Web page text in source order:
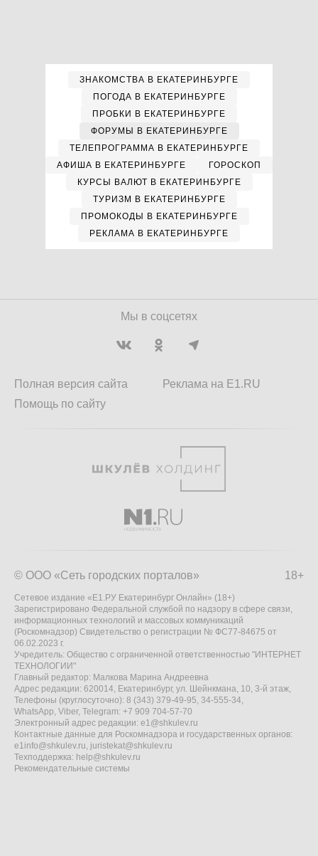
ЗНАКОМСТВА В ЕКАТЕРИНБУРГЕ
ПОГОДА В ЕКАТЕРИНБУРГЕ
ПРОБКИ В ЕКАТЕРИНБУРГЕ
ФОРУМЫ В ЕКАТЕРИНБУРГЕ
ТЕЛЕПРОГРАММА В ЕКАТЕРИНБУРГЕ
АФИША В ЕКАТЕРИНБУРГЕ
ГОРОСКОП
КУРСЫ ВАЛЮТ В ЕКАТЕРИНБУРГЕ
ТУРИЗМ В ЕКАТЕРИНБУРГЕ
ПРОМОКОДЫ В ЕКАТЕРИНБУРГЕ
РЕКЛАМА В ЕКАТЕРИНБУРГЕ
Мы в соцсетях
Полная версия сайта
Помощь по сайту
Реклама на E1.RU
18+
© ООО «Сеть городских порталов»
Сетевое издание «Е1.РУ Екатеринбург Онлайн» (18+)
Зарегистрировано Федеральной службой по надзору в сфере связи,
информационных технологий и массовых коммуникаций
(Роскомнадзор) Свидетельство о регистрации № ФС77-84675 от
06.02.2023 г.
Учредитель: Общество с ограниченной ответственностью "ИНТЕРНЕТ
ТЕХНОЛОГИИ"
Главный редактор: Малкова Марина Андреевна
Адрес редакции: 620014, Екатеринбург, ул. Шейнкмана, 10, 3-й этаж,
Телефоны (круглосуточно): 8 (343) 379-49-95, 34-555-34,
WhatsApp, Viber, Telegram: +7 909 704-57-70
Электронный адрес редакции: e1@shkulev.ru
Контактные данные для Роскомнадзора и государственных органов:
e1info@shkulev.ru, juristekat@shkulev.ru
Техподдержка: help@shkulev.ru
Рекомендательные системы